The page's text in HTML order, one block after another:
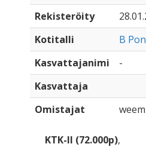
Rekisteröity
Kotitalli
B
Kasvattajanimi
-
Kasvattaja
Omistajat
KTK-II (72.000p),